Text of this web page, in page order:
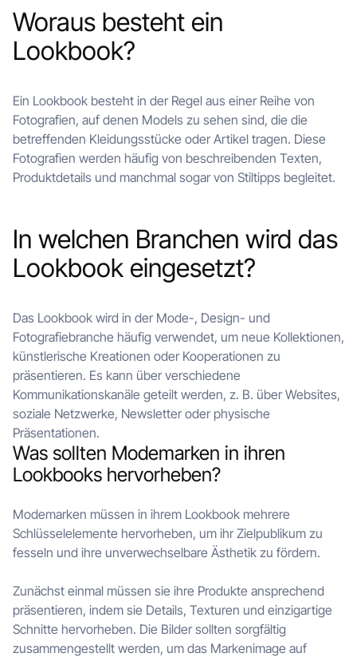
Woraus besteht ein
Lookbook?
Ein Lookbook besteht in der Regel aus einer Reihe von
Fotografien, auf denen Models zu sehen sind, die die
betreffenden Kleidungsstücke oder Artikel tragen. Diese
Fotografien werden häufig von beschreibenden Texten,
Produktdetails und manchmal sogar von Stiltipps begleitet.
In welchen Branchen wird das
Lookbook eingesetzt?
Das Lookbook wird in der Mode-, Design- und
Fotografiebranche häufig verwendet, um neue Kollektionen,
künstlerische Kreationen oder Kooperationen zu
präsentieren. Es kann über verschiedene
Kommunikationskanäle geteilt werden, z. B. über Websites,
soziale Netzwerke, Newsletter oder physische
Präsentationen.
Was sollten Modemarken in ihren
Lookbooks hervorheben?
Modemarken müssen in ihrem Lookbook mehrere
Schlüsselelemente hervorheben, um ihr Zielpublikum zu
fesseln und ihre unverwechselbare Ästhetik zu fördern.
Zunächst einmal müssen sie ihre Produkte ansprechend
präsentieren, indem sie Details, Texturen und einzigartige
Schnitte hervorheben. Die Bilder sollten sorgfältig
zusammengestellt werden, um das Markenimage auf